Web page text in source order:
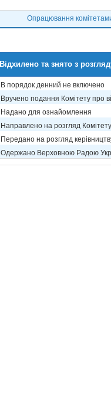
Опрацювання
Відхилено та знято з
В порядок денний не включено
Вручено подання Комітету про
Надано для ознайомлення
Направлено на розгляд Комітету
Передано на розгляд
Одержано Верховною Радою